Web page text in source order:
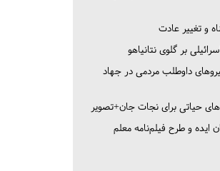
و تغییر عادت
بر گلوی نتانیاهو
داوطلب مردمی در جهاد
حیاتی برای نجات جان+تصویر
ایده و طرح فیلم‌نامه معلم